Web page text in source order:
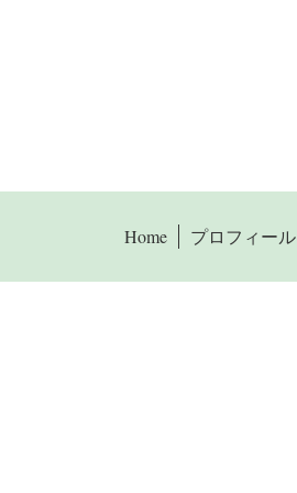
Home プロフィール